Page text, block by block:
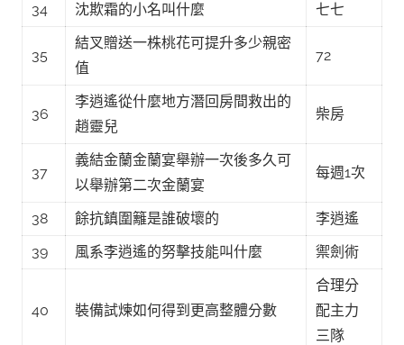
34 沈欺霜的小名叫什麼 七七
35
結叉贈送一株桃花可提升多少親密
值
72
36
李逍遙從什麼地方潛回房間救出的
趙靈兒
柴房
37
義結金蘭金蘭宴舉辦一次後多久可
以舉辦第二次金蘭宴
每週1次
38 餘抗鎮圍籬是誰破壞的
李逍遙
39
風系李逍遙的努擊技能叫什麼 禦劍術
40 裝備試煉如何得到更高整體分數
合理分
配主力
三隊